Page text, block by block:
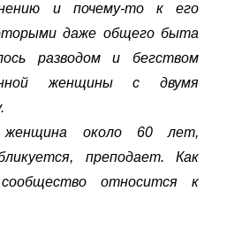
и почему-то к его
даже общего быта
разводом и бегством
женщины с двумя
женщина около 60 лет,
преподает. Как
сообщество относится к